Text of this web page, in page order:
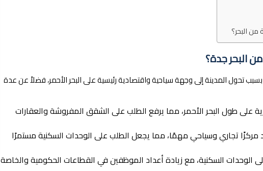
البحر؟
البحر جدة؟
تحول المدينة إلى وجهة سياحية واقتصادية رئيسية على البحر الأحمر، فضلاً عن عدة
على طول البحر الأحمر، مما يرفع الطلب على الشقق المفروشة والعقارات
مركزًا تجاري وسياحي مهمًا، مما يجعل الطلب على الوحدات السكنية مستمرًا
الوحدات السكنية، مع زيادة أعداد الموظفين في القطاعات الحكومية والخاصة